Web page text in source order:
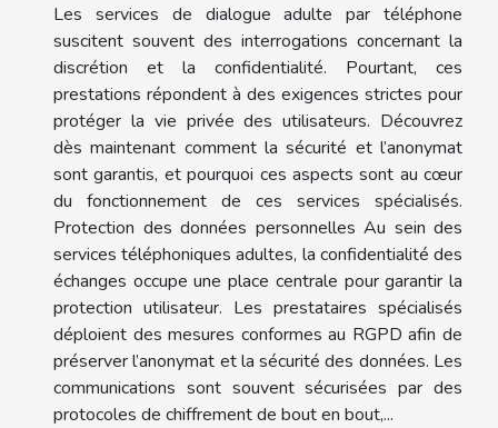
Les services de dialogue adulte par téléphone
suscitent souvent des interrogations concernant la
discrétion et la confidentialité. Pourtant, ces
prestations répondent à des exigences strictes pour
protéger la vie privée des utilisateurs. Découvrez
dès maintenant comment la sécurité et l’anonymat
sont garantis, et pourquoi ces aspects sont au cœur
du fonctionnement de ces services spécialisés.
Protection des données personnelles Au sein des
services téléphoniques adultes, la confidentialité des
échanges occupe une place centrale pour garantir la
protection utilisateur. Les prestataires spécialisés
déploient des mesures conformes au RGPD afin de
préserver l’anonymat et la sécurité des données. Les
communications sont souvent sécurisées par des
protocoles de chiffrement de bout en bout,...